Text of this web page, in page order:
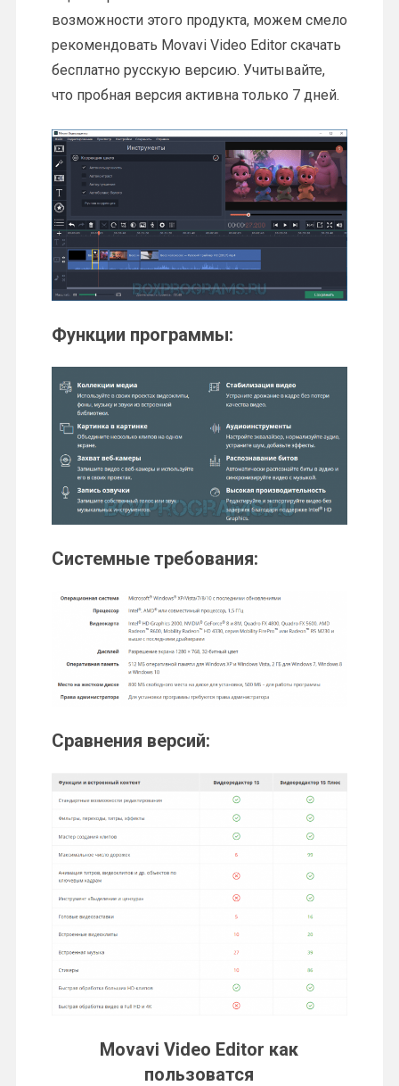
возможности этого продукта, можем смело
рекомендовать Movavi Video Editor скачать
бесплатно русскую версию. Учитывайте,
что пробная версия активна только 7 дней.
Функции программы:
Системные требования:
Сравнения версий:
Movavi Video Editor как
пользоватся